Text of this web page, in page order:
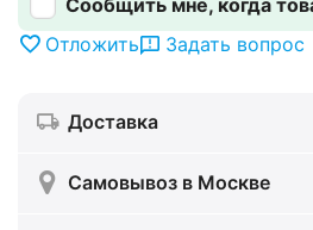
Отложить
Задать вопрос
Доставка
Самовывоз в Москве